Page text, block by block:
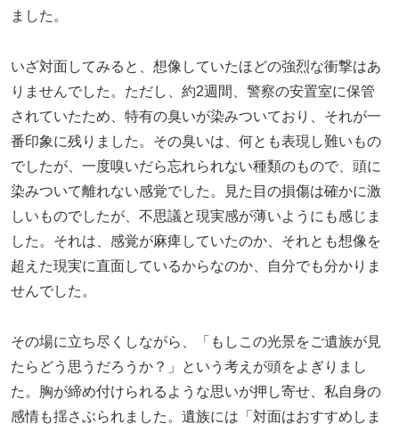
ました。
いざ対面してみると、想像していたほどの強烈な衝撃はあ
りませんでした。ただし、約2週間、警察の安置室に保管
されていたため、特有の臭いが染みついており、それが一
番印象に残りました。その臭いは、何とも表現し難いもの
でしたが、一度嗅いだら忘れられない種類のもので、頭に
染みついて離れない感覚でした。見た目の損傷は確かに激
しいものでしたが、不思議と現実感が薄いようにも感じま
した。それは、感覚が麻痺していたのか、それとも想像を
超えた現実に直面しているからなのか、自分でも分かりま
せんでした。
その場に立ち尽くしながら、「もしこの光景をご遺族が見
たらどう思うだろうか？」という考えが頭をよぎりまし
た。胸が締め付けられるような思いが押し寄せ、私自身の
感情も揺さぶられました。遺族には「対面はおすすめしま